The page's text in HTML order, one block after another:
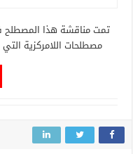
تمت مناقشة هذا المصطلح
مصطلحات اللامركزية التي اقيمت يوم 26